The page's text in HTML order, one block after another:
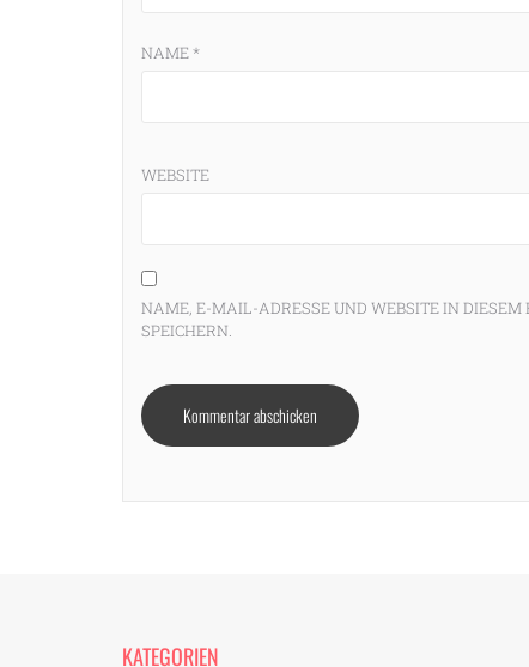
NAME*
WEBSITE
NAME, E-MAIL-ADRESSE UND WEBSITE IN
SPEICHERN.
KATEGORIEN